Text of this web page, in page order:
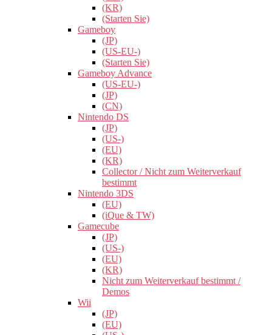
(KR)
(Starten Sie)
Gameboy
(JP)
(US-EU-)
(Starten Sie)
Gameboy Advance
(US-EU-)
(JP)
(CN)
Nintendo DS
(JP)
(US-)
(EU)
(KR)
Collector / Nicht zum Weiterverkauf
bestimmt
Nintendo 3DS
(EU)
(iQue & TW)
Gamecube
(JP)
(US-)
(EU)
(KR)
Nicht zum Weiterverkauf bestimmt /
Demos
Wii
(JP)
(EU)